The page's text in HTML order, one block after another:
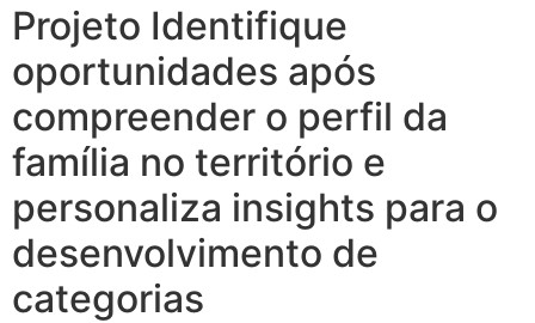
Projeto Identifique
oportunidades após
compreender o perfil da
família no território e
personaliza insights para o
desenvolvimento de
categorias